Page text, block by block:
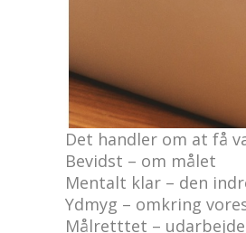
Et nyt hold trænede
Det handler om at få
Bevidst – om målet
Mentalt klar – den
Ydmyg – omkring
Målretttet –